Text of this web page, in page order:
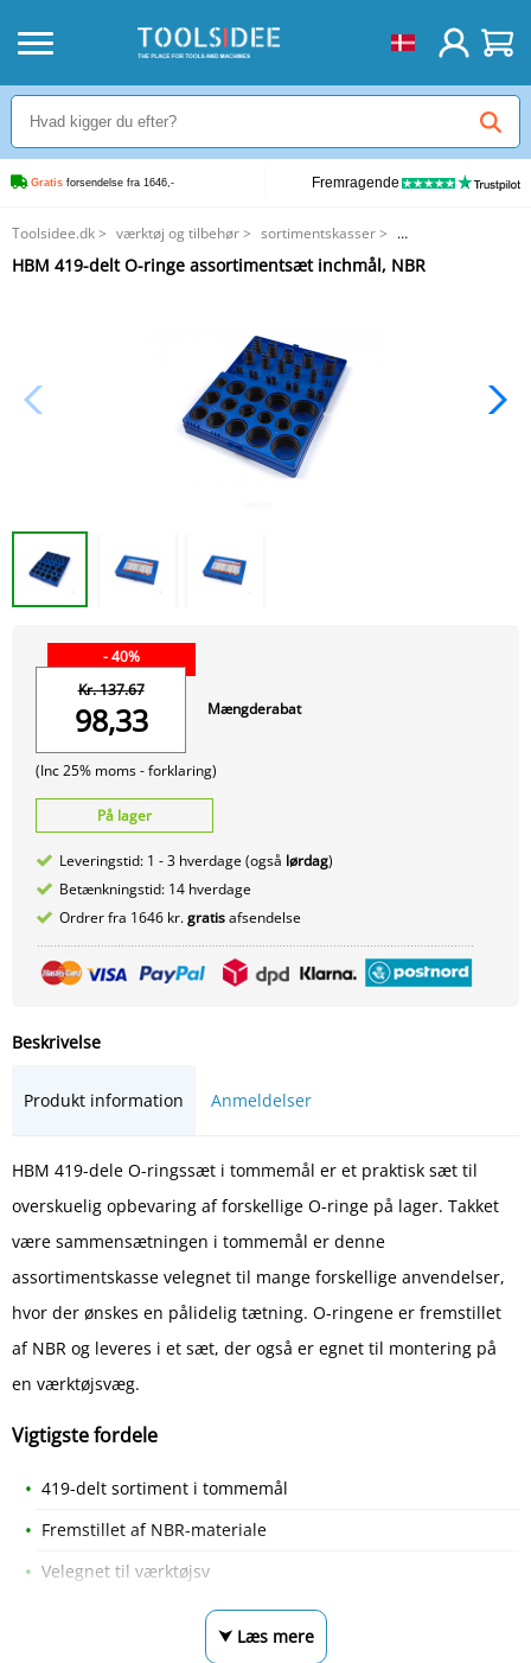
Gratis forsendelse fra 1646,- Fremragende
Toolsidee.dk> værktøj og tilbehør> sortimentskasser>
HBM 419-delt O-ringe assortimentsæt inchmål, NBR
HBM 419-delt O-ringe assortimentsæt inchmål, NBR
- 40%
Kr. 137.67
98,33
(Inc 25% moms -forklaring)
Mængderabat
På lager
Leveringstid: 1 - 3 hverdage (også lørdag)
Betænkningstid: 14 hverdage
Ordrer fra 1646 kr.gratisafsendelse
Beskrivelse
Produkt information Anmeldelser
HBM 419-dele O-ringssæt i tommemål er et praktisk sæt til
overskuelig opbevaring af forskellige O-ringe på lager. Takket
være sammensætningen i tommemål er denne
assortimentskasse velegnet til mange forskellige anvendelser,
hvor der ønskes en pålidelig tætning. O-ringene er fremstillet
af NBR og leveres i et sæt, der også er egnet til montering på
en værktøjsvæg.
Vigtigste fordele
419-delt sortiment i tommemål
Fremstillet af NBR-materiale
Velegnet til værktøjsv
⮟ Læs mere